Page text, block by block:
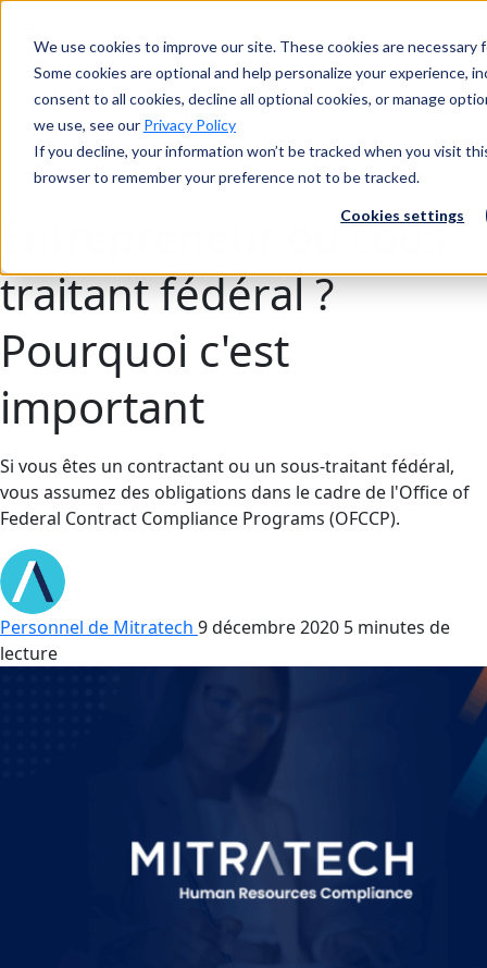
We use cookies to improve our site. These cookies are
Some cookies are optional and help personalize your experience,
consent to all cookies, decline all optional cookies, or manage
we use, see our Privacy Policy
If you decline, your information won’t be tracked when you visit
browser to remember your preference not to be tracked.
Cookies settings
Recherche
Recherche
Entrepreneur ou sous-
traitant fédéral ?
Pourquoi c'est
important
Si vous êtes un contractant ou un sous-traitant fédéral,
vous assumez des obligations dans le cadre de l'Office of
Federal Contract Compliance Programs (OFCCP).
Personnel de Mitratech 9 décembre 2020 5 minutes de
lecture